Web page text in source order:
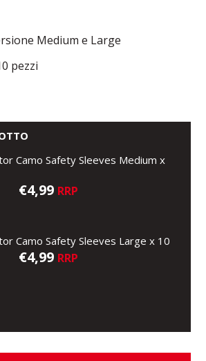
Medium e Large
pezzi
Camo Safety Sleeves Medium x
€4,99 RRP
Camo Safety Sleeves Large x 10
€4,99 RRP